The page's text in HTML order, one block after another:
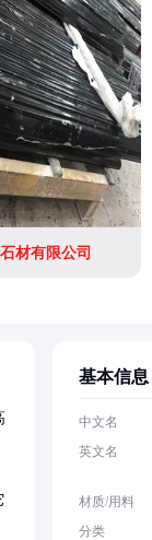
材有限公司
基本信息
中文名
英文名
材质/用料
分类